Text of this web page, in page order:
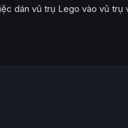
dán vũ trụ Lego vào vũ trụ